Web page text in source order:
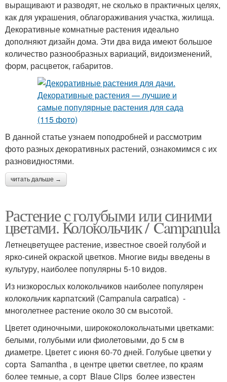
выращивают и разводят, не сколько в практичных целях,
как для украшения, облагораживания участка, жилища.
Декоративные комнатные растения идеально
дополняют дизайн дома. Эти два вида имеют большое
количество разнообразных вариаций, видоизменений,
форм, расцветок, габаритов.
В данной статье узнаем поподробней и рассмотрим
фото разных декоративных растений, ознакомимся с их
разновидностями.
читать дальше →
Растение с голубыми или синими
цветами. Колокольчик / Campanula
Летнецветущее растение, известное своей голубой и
ярко-синей окраской цветков. Многие виды введены в
культуру, наиболее популярны 5-10 видов.
Из низкорослых колокольчиков наиболее популярен
колокольчик карпатский (Campanula carpatica) -
многолетнее растение около 30 см высотой.
Цветет одиночными, ширококолокольчатыми цветками:
белыми, голубыми или фиолетовыми, до 5 см в
диаметре. Цветет с июня 60-70 дней. Голубые цветки у
сорта Samantha , в центре цветки светлее, по краям
более темные, а сорт Blaue Clips более известен